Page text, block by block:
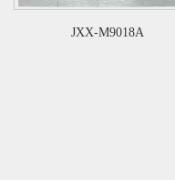
JXX-M9018A